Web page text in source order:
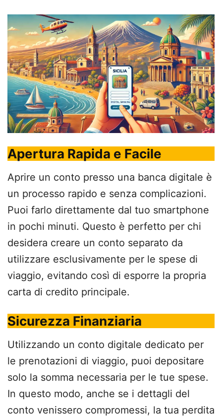
Apertura Rapida e Facile
Aprire un conto presso una banca digitale è
un processo rapido e senza complicazioni.
Puoi farlo direttamente dal tuo smartphone
in pochi minuti. Questo è perfetto per chi
desidera creare un conto separato da
utilizzare esclusivamente per le spese di
viaggio, evitando così di esporre la propria
carta di credito principale.
Sicurezza Finanziaria
Utilizzando un conto digitale dedicato per
le prenotazioni di viaggio, puoi depositare
solo la somma necessaria per le tue spese.
In questo modo, anche se i dettagli del
conto venissero compromessi, la tua perdita